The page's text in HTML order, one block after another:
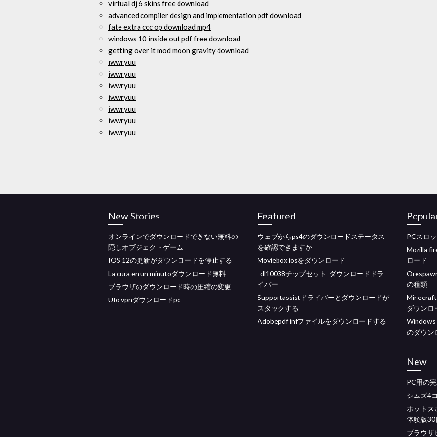
virtual dj 6 skins free download
advanced compiler design and implementation pdf download
fate extra ccc op download mp4
windows 10 inside out pdf free download
getting over it mod moon gravity download
iwwryuu
iwwryuu
iwwryuu
iwwryuu
iwwryuu
iwwryuu
iwwryuu
New Stories
オンラインでダウンロードできない無料の
隠しオブジェクトゲーム
IOS 12の更新がダウンロードを停止する
La cura en un minutoダウンロード無料
ブラウザのダウンロード時の圧縮の変更
Ufo vpnダウンロードpc
Featured
ウェブからps4のダウンロードステータス
を確認できますか
Moviebox iosをダウンロード
_dl10038チップセット_ダウンロードドラ
イバー
Supportassistドライバーとダウンロードが
スタックする
Adobepdf infファイルをダウンロードする
PCスロ
Mozilla
ロード
の種類
ダウンロ
Windows
のダウン
New
PC用の
シムズ4
ホットス
体験版30
ブラウザ